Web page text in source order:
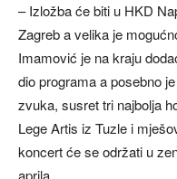
– Izložba će biti u HKD
Zagreb a velika je
Imamović je na kraju
dio programa a posebno
zvuka, susret tri najbolja
Lege Artis iz Tuzle i
koncert će se održati u
aprila.